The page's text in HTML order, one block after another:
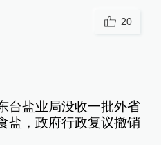
20
台盐业局没收一批外省
盐，政府行政复议撤销